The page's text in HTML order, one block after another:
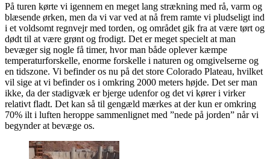
På turen kørte vi igennem en meget lang strækning med rå, varm og
blæsende ørken, men da vi var ved at nå frem ramte vi pludseligt ind
i et voldsomt regnvejr med torden, og området gik fra at være tørt og
dødt til at være grønt og frodigt. Det er meget specielt at man
bevæger sig nogle få timer, hvor man både oplever kæmpe
temperaturforskelle, enorme forskelle i naturen og omgivelserne og
en tidszone. Vi befinder os nu på det store Colorado Plateau, hvilket
vil sige at vi befinder os i omkring 2000 meters højde. Det ser man
ikke, da der stadigvæk er bjerge udenfor og det vi kører i virker
relativt fladt. Det kan så til gengæld mærkes at der kun er omkring
70% ilt i luften heroppe sammenlignet med ”nede på jorden” når vi
begynder at bevæge os.